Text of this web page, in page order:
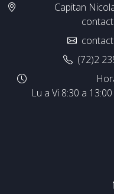
Capitan
(72)2
Lu a Vi 8:30 a